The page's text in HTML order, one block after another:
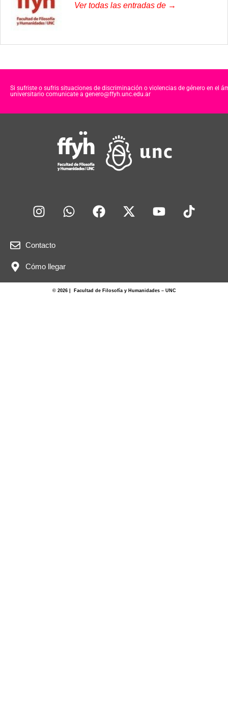
Ver todas las entradas de →
Si sufriste o sufris situaciones de discriminación o violencias de género en el
universitario comunicate a genero@ffyh.unc.edu.ar
Contacto
Cómo llegar
© 2026 | Facultad de Filosofía y Humanidades – UNC